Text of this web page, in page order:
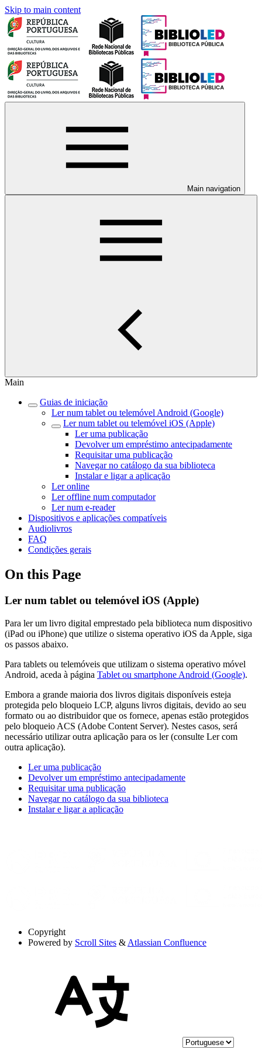
Skip to main content
Main navigation
Main
Guias de iniciação
Ler num tablet ou telemóvel Android (Google)
Ler num tablet ou telemóvel iOS (Apple)
Ler uma publicação
Devolver um empréstimo antecipadamente
Requisitar uma publicação
Navegar no catálogo da sua biblioteca
Instalar e ligar a aplicação
Ler online
Ler offline num computador
Ler num e-reader
Dispositivos e aplicações compatíveis
Audiolivros
FAQ
Condições gerais
On this Page
Ler num tablet ou telemóvel iOS (Apple)
Para ler um livro digital emprestado pela biblioteca num dispositivo
(iPad ou iPhone) que utilize o sistema operativo iOS da Apple, siga
os passos abaixo.
Para tablets ou telemóveis que utilizam o sistema operativo móvel
Android, aceda à página Tablet ou smartphone Android (Google).
Embora a grande maioria dos livros digitais disponíveis esteja
protegida pelo bloqueio LCP, alguns livros digitais, devido ao seu
formato ou ao distribuidor que os fornece, apenas estão protegidos
pelo bloqueio ACS (Adobe Content Server). Nestes casos, será
necessário utilizar outra aplicação para os ler (consulte Ler com
outra aplicação).
Ler uma publicação
Devolver um empréstimo antecipadamente
Requisitar uma publicação
Navegar no catálogo da sua biblioteca
Instalar e ligar a aplicação
Copyright
Powered by Scroll Sites & Atlassian Confluence